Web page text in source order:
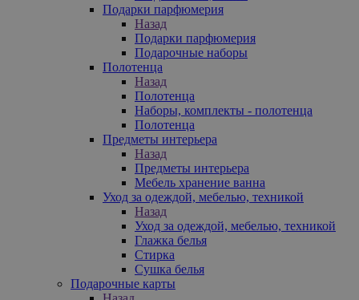
Подарки парфюмерия
Назад
Подарки парфюмерия
Подарочные наборы
Полотенца
Назад
Полотенца
Наборы, комплекты - полотенца
Полотенца
Предметы интерьера
Назад
Предметы интерьера
Мебель хранение ванна
Уход за одеждой, мебелью, техникой
Назад
Уход за одеждой, мебелью, техникой
Глажка белья
Стирка
Сушка белья
Подарочные карты